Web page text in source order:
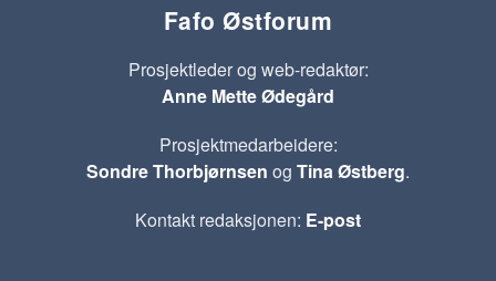
Fafo Østforum
Prosjektleder og web-redaktør:
Anne Mette Ødegård
Prosjektmedarbeidere:
Sondre Thorbjørnsen og Tina Østberg.
Kontakt redaksjonen: E-post